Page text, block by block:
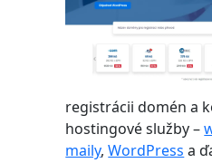
registrácii domén a
hostingové služby –
maily,WordPress a